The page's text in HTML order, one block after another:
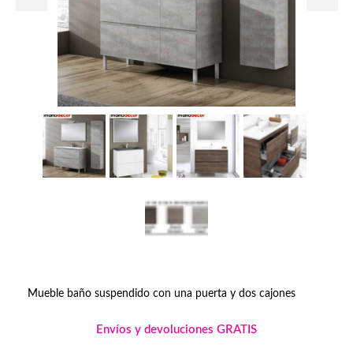
Mueble baño suspendido con una puerta y dos cajones
Envíos y devoluciones GRATIS